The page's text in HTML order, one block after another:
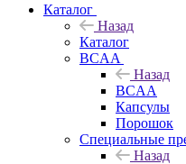
Каталог
Назад
Каталог
BCAA
Назад
BCAA
Капсулы
Порошок
Cпециальные
Назад